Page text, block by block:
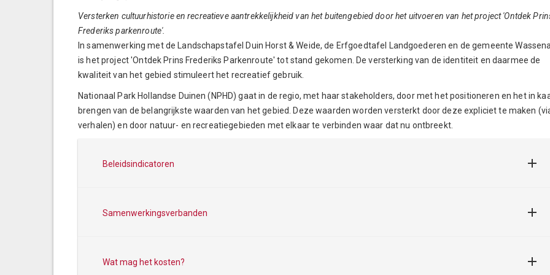
Versterken cultuurhistorie en recreatieve aantrekkelijkheid van het buitengebied door het uitvoeren van het project 'Ontdek
Frederiks parkenroute'.
In samenwerking met de Landschapstafel Duin Horst & Weide, de Erfgoedtafel Landgoederen en de gemeente
is het project 'Ontdek Prins Frederiks Parkenroute' tot stand gekomen. De versterking van de identiteit en daarmee de
kwaliteit van het gebied stimuleert het recreatief gebruik.
Nationaal Park Hollandse Duinen (NPHD) gaat in de regio, met haar stakeholders, door met het positioneren en het in
brengen van de belangrijkste waarden van het gebied. Deze waarden worden versterkt door deze expliciet te maken
verhalen) en door natuur- en recreatiegebieden met elkaar te verbinden waar dat nu ontbreekt.
Beleidsindicatoren
Samenwerkingsverbanden
Wat mag het kosten?